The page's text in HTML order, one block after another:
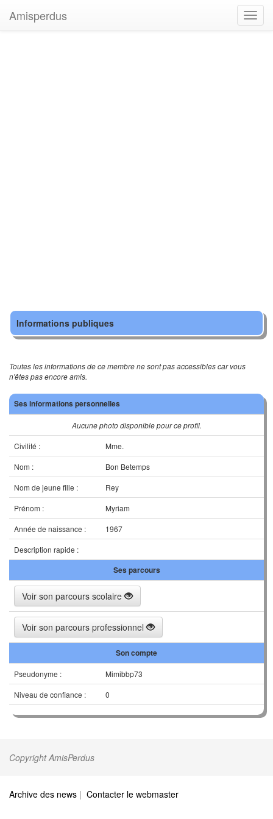
Amisperdus
Informations publiques
Toutes les informations de ce membre ne sont pas accessibles car vous
n'êtes pas encore amis.
Ses informations personnelles
Aucune photo disponible pour ce profil.
Civilité :
Mme.
Nom :
Bon Betemps
Nom de jeune fille :
Rey
Prénom :
Myriam
Année de naissance :
1967
Description rapide :
Ses parcours
Voir son parcours scolaire
Voir son parcours professionnel
Son compte
Pseudonyme :
Mimibbp73
Niveau de confiance :
0
Copyright AmisPerdus
Archive des news | Contacter le webmaster